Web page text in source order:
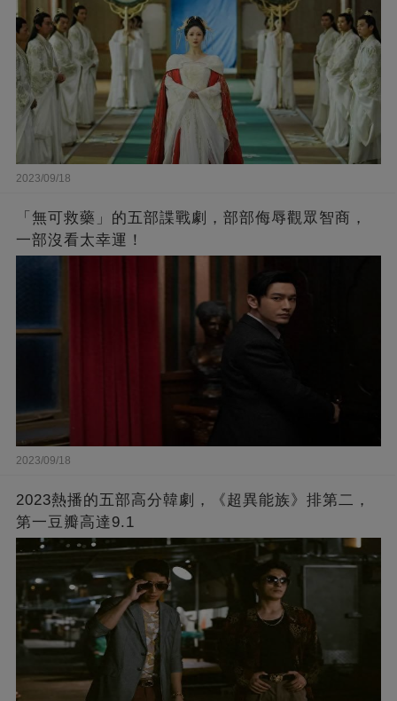
2023/09/18
「無可救藥」的五部諜戰劇，部部侮辱觀眾智商，
一部沒看太幸運！
2023/09/18
2023熱播的五部高分韓劇，《超異能族》排第二，
第一豆瓣高達9.1